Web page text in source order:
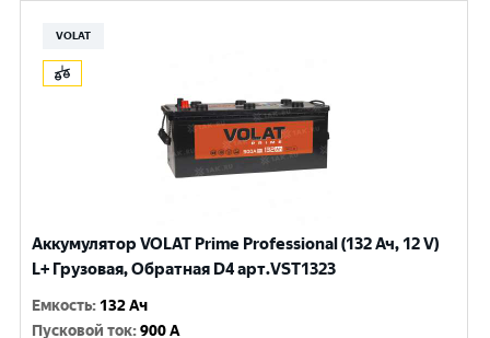
VOLAT
Аккумулятор VOLAT Prime Professional (132 Ач, 12 V)
L+ Грузовая, Обратная D4 арт.VST1323
Емкость: 132 Ач
Пусковой ток:900 A